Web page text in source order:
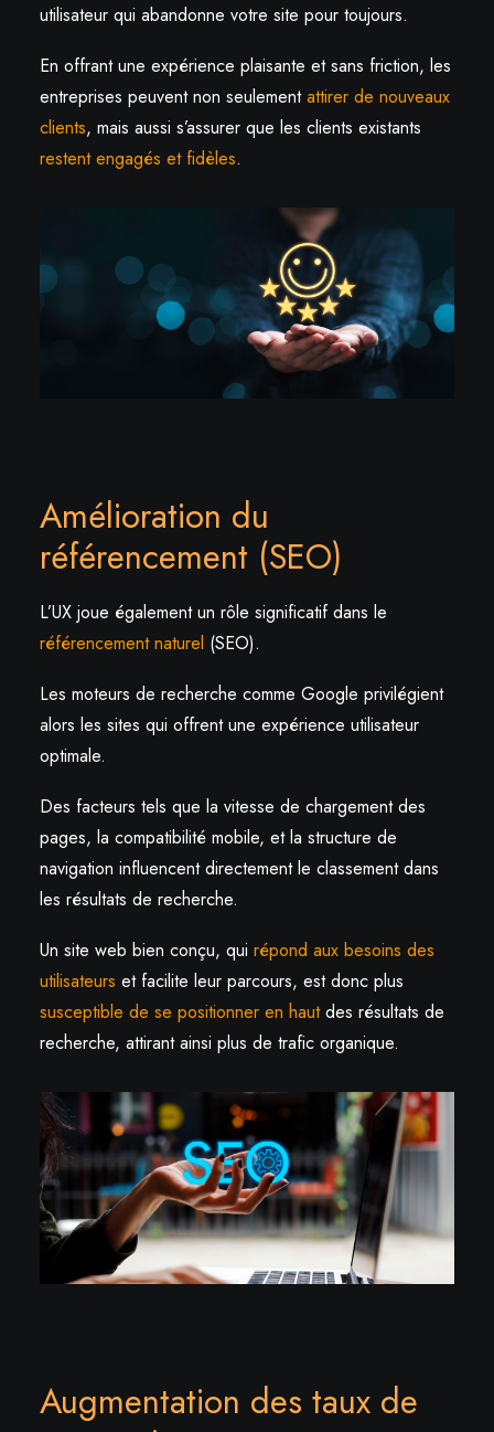
utilisateur qui abandonne votre site pour toujours.
En offrant une expérience plaisante et sans friction, les
entreprises peuvent non seulementattirer de nouveaux
clients, mais aussi s’assurer que les clients existants
restent engagés et fidèles.
Amélioration du
référencement (SEO)
L’UX joue également un rôle significatif dans le
référencement naturel (SEO).
Les moteurs de recherche comme Google privilégient
alors les sites qui offrent une expérience utilisateur
optimale.
Des facteurs tels que la vitesse de chargement des
pages, la compatibilité mobile, et la structure de
navigation influencent directement le classement dans
les résultats de recherche.
Un site web bien conçu, qui répond aux besoins des
utilisateurs et facilite leur parcours, est donc plus
susceptible de se positionner en hautdes résultats de
recherche, attirant ainsi plus de trafic organique.
Augmentation des taux de